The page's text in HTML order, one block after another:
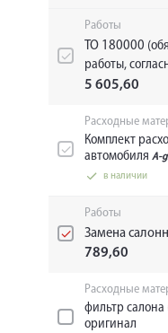
Работы
ТО 180000
работы,
5 605,60
Расходные
Комплект
автомобиля A-
в наличии
Работы
Замена
789,60
Расходные
фильтр
оригинал